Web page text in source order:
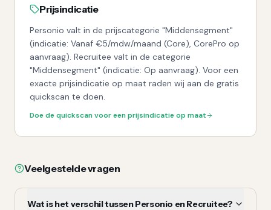
Prijsindicatie
Personio valt in de prijscategorie "Middensegment"
(indicatie: Vanaf €5/mdw/maand (Core), CorePro op
aanvraag). Recruitee valt in de categorie
"Middensegment" (indicatie: Op aanvraag). Voor een
exacte prijsindicatie op maat raden wij aan de gratis
quickscan te doen.
Doe de quickscan voor een prijsindicatie op maat
Veelgestelde vragen
Wat is het verschil tussen Personio en Recruitee?